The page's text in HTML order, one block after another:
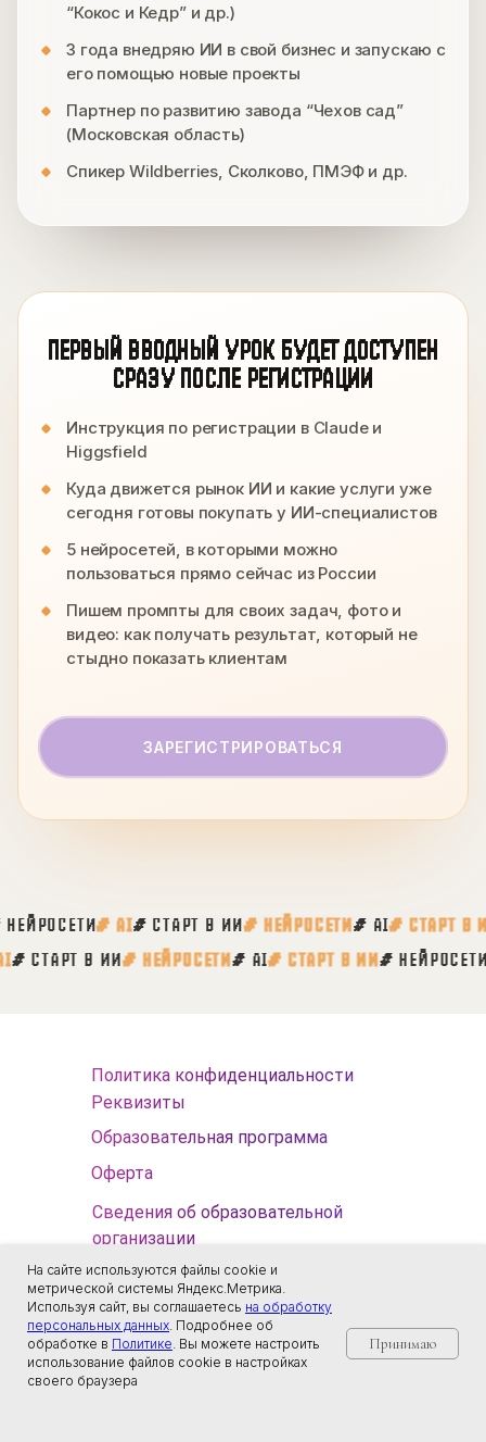
“Кокос и Кедр” и др.)
3 года внедряю ИИ в свой бизнес и запускаю с
его помощью новые проекты
Партнер по развитию завода “Чехов сад”
(Московская область)
Спикер Wildberries, Сколково, ПМЭФ и др.
ПЕРВЫЙ ВВОДНЫЙ УРОК БУДЕТ ДОСТУПЕН
СРАЗУ ПОСЛЕ РЕГИСТРАЦИИ
Инструкция по регистрации в Claude и
Higgsfield
Куда движется рынок ИИ и какие услуги уже
сегодня готовы покупать у ИИ-специалистов
5 нейросетей, в которыми можно
пользоваться прямо сейчас из России
Пишем промпты для своих задач, фото и
видео: как получать результат, который не
стыдно показать клиентам
ЗАРЕГИСТРИРОВАТЬСЯ
# AI# СТАРТ В ИИ# НЕЙРОСЕТИ# AI# СТАРТ В ИИ#
# AI# СТАРТ В ИИ# НЕЙРОСЕТИ# AI# СТАРТ В ИИ#
На сайте используются файлы cookie и
метрической системы Яндекс.Метрика.
Используя сайт, вы соглашаетесь на обработку
персональных данных. Подробнее об
обработке в Политике. Вы можете настроить
использование файлов cookie в настройках
своего браузера
Принимаю
ИП Тарба К.Г.
ИНН 773469073040
ОГРНИП 320774600125949
Политика конфиденциальности
Реквизиты
Оферта
© 2026. Все права защищены
Образовательная программа
Сведения об образовательной
организации